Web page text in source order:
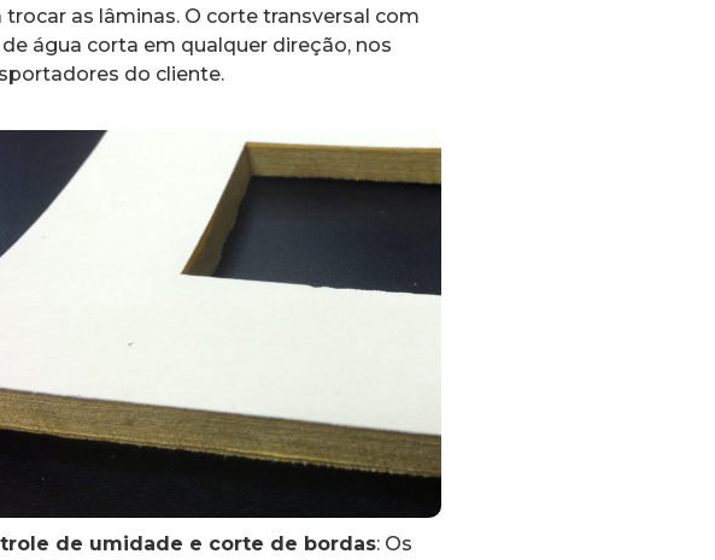
trocar as lâminas. O corte transversal com
água corta em qualquer direção, nos
do cliente.
de umidade e corte de bordas: Os